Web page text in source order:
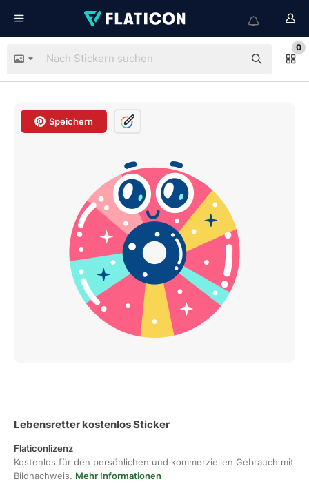
0
Speichern
Lebensretter kostenlos Sticker
Flaticonlizenz
Kostenlos für den persönlichen und kommerziellen Gebrauch mit
Bildnachweis. Mehr Informationen